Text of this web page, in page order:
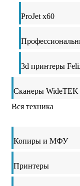
ProJet x60
3d принтеры
Сканеры WideTEK
Вся техника
Копиры и МФУ
Принтеры